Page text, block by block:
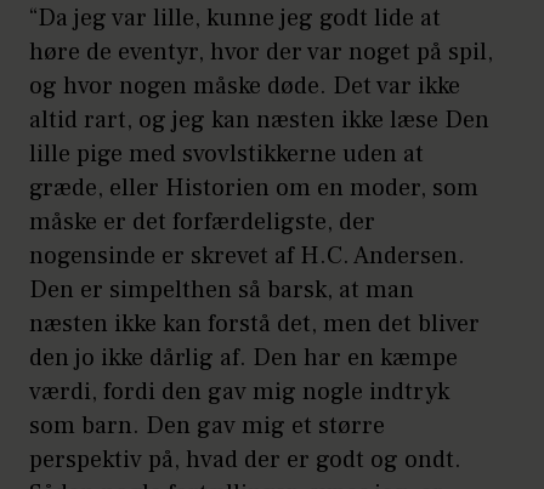
“Da jeg var lille, kunne jeg godt lide at
høre de eventyr, hvor der var noget på spil,
og hvor nogen måske døde. Det var ikke
altid rart, og jeg kan næsten ikke læse Den
lille pige med svovlstikkerne uden at
græde, eller Historien om en moder, som
måske er det forfærdeligste, der
nogensinde er skrevet af H.C. Andersen.
Den er simpelthen så barsk, at man
næsten ikke kan forstå det, men det bliver
den jo ikke dårlig af. Den har en kæmpe
værdi, fordi den gav mig nogle indtryk
som barn. Den gav mig et større
perspektiv på, hvad der er godt og ondt.